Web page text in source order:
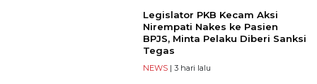
Legislator PKB Kecam Aksi
Nirempati Nakes ke Pasien
BPJS, Minta Pelaku Diberi Sanksi
Tegas
NEWS| 3 hari lalu